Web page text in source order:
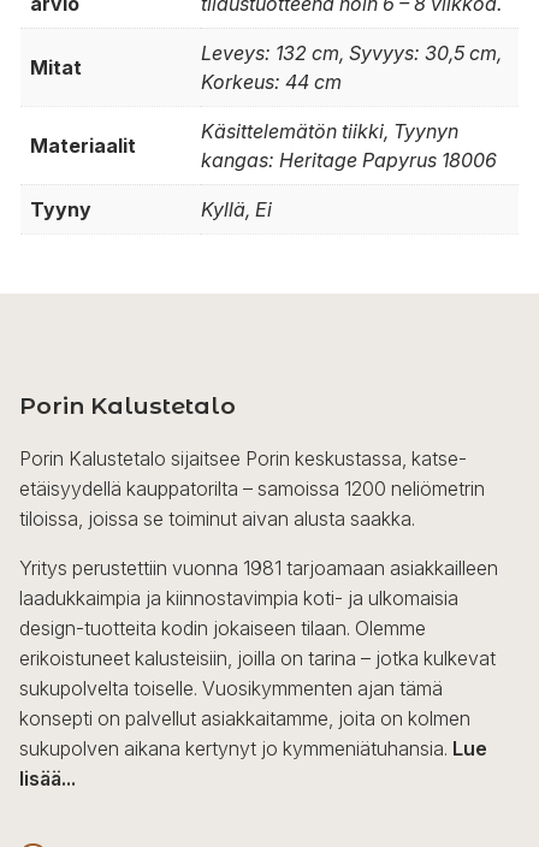
Mitat
Leveys: 132 cm, Syvyys: 30,5 cm,
Korkeus: 44 cm
Materiaalit
Käsittelemätön tiikki, Tyynyn
kangas: Heritage Papyrus 18006
Tyyny Kyllä, Ei
Porin Kalustetalo
Porin Kalustetalo sijaitsee Porin keskustassa, katse-
etäisyydellä kauppatorilta – samoissa 1200 neliömetrin
tiloissa, joissa se toiminut aivan alusta saakka.
Yritys perustettiin vuonna 1981 tarjoamaan asiakkailleen
laadukkaimpia ja kiinnostavimpia koti- ja ulkomaisia
design-tuotteita kodin jokaiseen tilaan. Olemme
erikoistuneet kalusteisiin, joilla on tarina – jotka kulkevat
sukupolvelta toiselle. Vuosikymmenten ajan tämä
konsepti on palvellut asiakkaitamme, joita on kolmen
sukupolven aikana kertynyt jo kymmeniätuhansia. Lue
lisää...